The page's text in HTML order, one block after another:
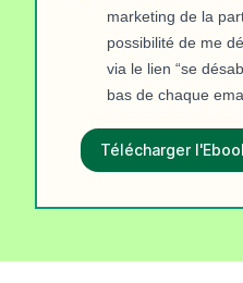
marketing de la
possibilité de me
via le lien “se
bas de chaque
Télécharger